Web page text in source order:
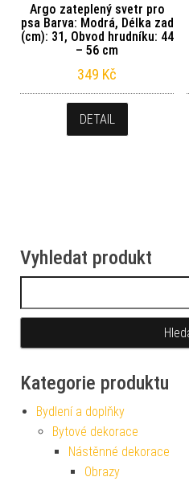
Argo zateplený svetr pro
psa Barva: Modrá, Délka zad
(cm): 31, Obvod hrudníku: 44
– 56 cm
349 Kč
DETAIL
Vyhledat produkt
Kategorie produktu
Bydlení a doplňky
Bytové dekorace
Nástěnné dekorace
Obrazy